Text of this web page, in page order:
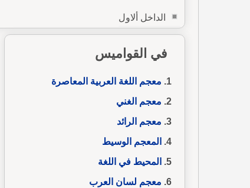
الداخل ألاول
في القواميس
معجم اللغة العربية المعاصرة
معجم الغني
معجم الرائد
المعجم الوسيط
المحيط في اللغة
معجم لسان العرب